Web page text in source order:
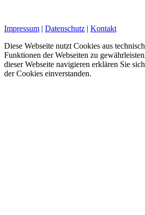
Impressum | Datenschutz | Kontakt
Diese Webseite nutzt Cookies aus
Funktionen der Webseiten zu
dieser Webseite navigieren erklären Sie
der Cookies einverstanden.